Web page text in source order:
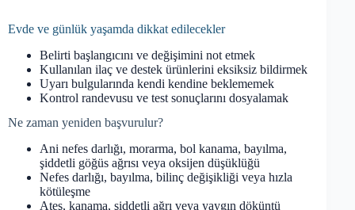
Evde ve günlük yaşamda dikkat edilecekler
Belirti başlangıcını ve değişimini not etmek
Kullanılan ilaç ve destek ürünlerini eksiksiz bildirmek
Uyarı bulgularında kendi kendine beklememek
Kontrol randevusu ve test sonuçlarını dosyalamak
Ne zaman yeniden başvurulur?
Ani nefes darlığı, morarma, bol kanama, bayılma,
şiddetli göğüs ağrısı veya oksijen düşüklüğü
Nefes darlığı, bayılma, bilinç değişikliği veya hızla
kötüleşme
Ateş, kanama, şiddetli ağrı veya yaygın döküntü